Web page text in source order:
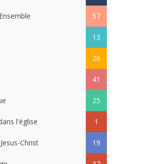
57
13
26
41
25
l'église 1
Christ 19